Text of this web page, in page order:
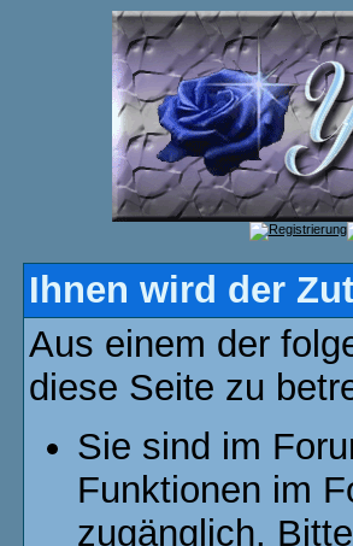
Ihnen wird der
Aus einem der
diese Seite zu
Sie sind im
Funktionen im
zugänglich.